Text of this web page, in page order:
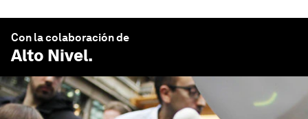
Con la colaboración de
Alto Nivel.